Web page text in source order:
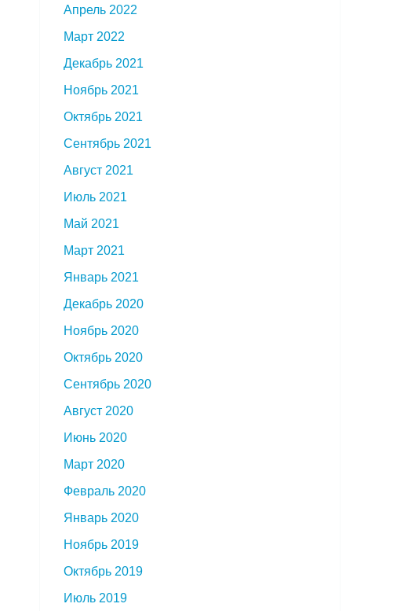
Апрель 2022
Март 2022
Декабрь 2021
Ноябрь 2021
Октябрь 2021
Сентябрь 2021
Август 2021
Июль 2021
Май 2021
Март 2021
Январь 2021
Декабрь 2020
Ноябрь 2020
Октябрь 2020
Сентябрь 2020
Август 2020
Июнь 2020
Март 2020
Февраль 2020
Январь 2020
Ноябрь 2019
Октябрь 2019
Июль 2019